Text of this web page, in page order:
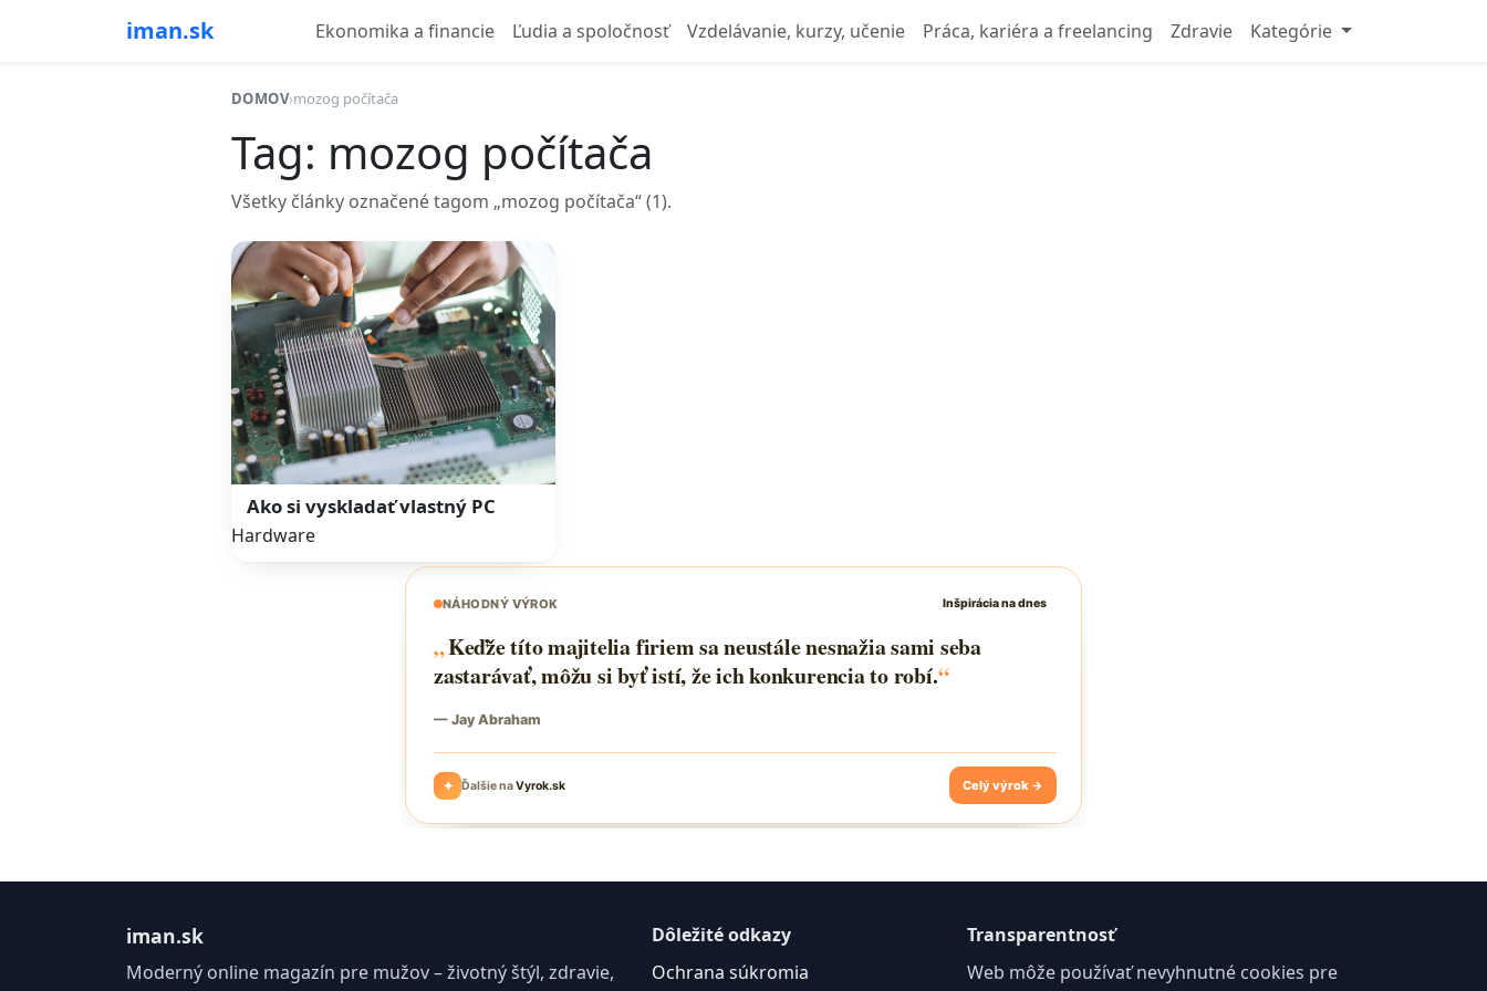
iman.sk Ekonomika a financie Ľudia a spoločnosť Vzdelávanie, kurzy, učenie Práca, kariéra a freelancing Zdravie Kategórie
DOMOV›mozog počítača
Tag: mozog počítača
Všetky články označené tagom „mozog počítača“ (1).
Ako si vyskladať vlastný PC
Hardware
iman.sk
Moderný online magazín pre mužov – životný štýl, zdravie,
Dôležité odkazy
Ochrana súkromia
Transparentnosť
Web môže používať nevyhnutné cookies pre